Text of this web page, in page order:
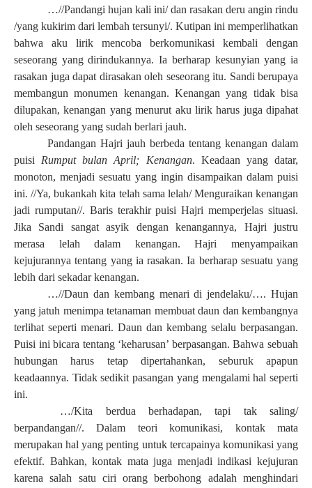
…//Pandangi hujan kali ini/ dan rasakan deru angin rindu
/yang kukirim dari lembah tersunyi/. Kutipan ini memperlihatkan
bahwa aku lirik mencoba berkomunikasi kembali dengan
seseorang yang dirindukannya. Ia berharap kesunyian yang ia
rasakan juga dapat dirasakan oleh seseorang itu. Sandi berupaya
membangun monumen kenangan. Kenangan yang tidak bisa
dilupakan, kenangan yang menurut aku lirik harus juga dipahat
oleh seseorang yang sudah berlari jauh.
Pandangan Hajri jauh berbeda tentang kenangan dalam
puisi Rumput bulan April; Kenangan. Keadaan yang datar,
monoton, menjadi sesuatu yang ingin disampaikan dalam puisi
ini. //Ya, bukankah kita telah sama lelah/ Menguraikan kenangan
jadi rumputan//. Baris terakhir puisi Hajri memperjelas situasi.
Jika Sandi sangat asyik dengan kenangannya, Hajri justru
merasa lelah dalam kenangan. Hajri menyampaikan
kejujurannya tentang yang ia rasakan. Ia berharap sesuatu yang
lebih dari sekadar kenangan.
…//Daun dan kembang menari di jendelaku/…. Hujan
yang jatuh menimpa tetanaman membuat daun dan kembangnya
terlihat seperti menari. Daun dan kembang selalu berpasangan.
Puisi ini bicara tentang ‘keharusan’ berpasangan. Bahwa sebuah
hubungan harus tetap dipertahankan, seburuk apapun
keadaannya. Tidak sedikit pasangan yang mengalami hal seperti
ini.
…/Kita berdua berhadapan, tapi tak saling/
berpandangan//. Dalam teori komunikasi, kontak mata
merupakan hal yang penting untuk tercapainya komunikasi yang
efektif. Bahkan, kontak mata juga menjadi indikasi kejujuran
karena salah satu ciri orang berbohong adalah menghindari